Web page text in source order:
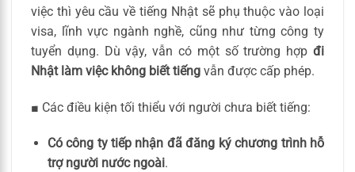
việc thì yêu cầu về tiếng Nhật sẽ phụ thuộc vào loại
visa, lĩnh vực ngành nghề, cũng như từng công ty
tuyển dụng. Dù vậy, vẫn có một số trường hợp đi
Nhật làm việc không biết tiếng vẫn được cấp phép.
■ Các điều kiện tối thiểu với người chưa biết tiếng:
Có công ty tiếp nhận đã đăng ký chương trình hỗ
trợ người nước ngoài.